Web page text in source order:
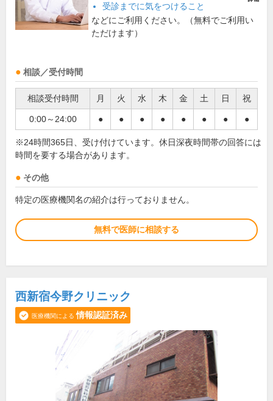
受診までに気をつけること
などにご利用ください。（無料でご利用い
ただけます）
相談／受付時間
相談受付時間 月 火 水 木 金 土 日 祝
0:00～24:00 ● ● ● ● ● ● ● ●
※24時間365日、受け付けています。休日深夜時間帯の回答には
時間を要する場合があります。
その他
特定の医療機関名の紹介は行っておりません。
無料で医師に相談する
西新宿今野クリニック
医療機関による 情報認証済み